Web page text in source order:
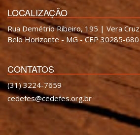
LOCALIZAÇÃO
Rua Demétrio Ribeiro, 195 | Vera Cruz
Belo Horizonte - MG - CEP 30285-680
CONTATOS
(31) 3224-7659
cedefes@cedefes.org.br